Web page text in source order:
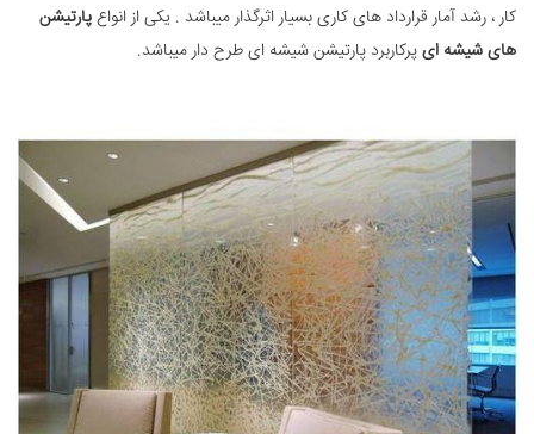
کار ، رشد آمار قرارداد های کاری بسیار اثرگذار میباشد . یکی از انواعپارتیشن
های شیشه ایپرکاربرد پارتیشن شیشه ای طرح دار میباشد.